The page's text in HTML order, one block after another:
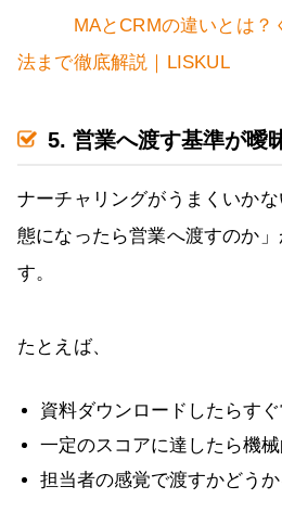
MAとCRMの違いとは
法まで徹底解説｜LISKUL
5. 営業へ渡す基準が曖
ナーチャリングがうまくいか
態になったら営業へ渡すのか
す。
たとえば、
資料ダウンロードしたらす
一定のスコアに達したら機
担当者の感覚で渡すかどう